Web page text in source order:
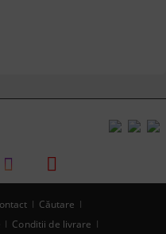
Căutare
Conditii de livrare